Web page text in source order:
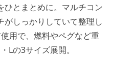
ひとまとめに。マルチコン
がしっかりしていて整理し
用で、燃料やペグなど重
Lの3サイズ展開。